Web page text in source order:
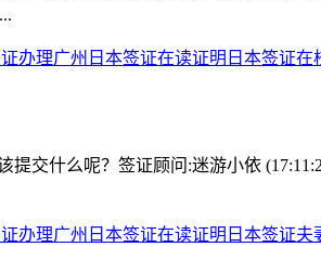
办理广州 日本签证在读证明 日本签证在
提交什么呢？签证顾问:迷游小依
办理广州 日本签证在读证明 日本签证夫